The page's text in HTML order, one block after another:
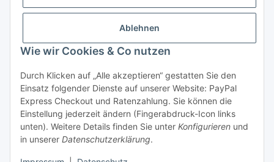
Ablehnen
Wie wir Cookies & Co nutzen
Durch Klicken auf „Alle akzeptieren“ gestatten Sie den
Einsatz folgender Dienste auf unserer Website: PayPal
Express Checkout und Ratenzahlung. Sie können die
Einstellung jederzeit ändern (Fingerabdruck-Icon links
unten). Weitere Details finden Sie unter Konfigurieren und
in unserer Datenschutzerklärung.
Informationen
Gesetzliche Informationen
Vertrag widerrufen